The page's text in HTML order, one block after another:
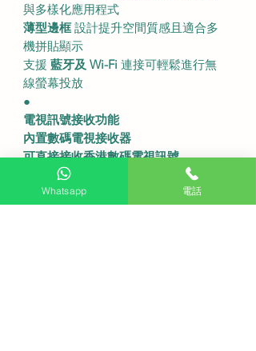
與多樣化應用程式
薄型邊框設計提升空間質感且適合多
機拼貼顯示
支援 藍牙及 Wi-Fi 連接可輕鬆進行無
線螢幕投放
●
電視訊號接收功能
內置數碼電視接收器
可直接接收香港數碼電視訊號
方便追台觀看本地免費電視頻道無需
外接機頂盒
Whatsapp 電話